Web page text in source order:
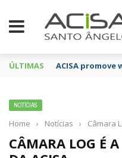
ÚLTIMAS ACISA promove
NOTÍCIAS
Home › Notícias › Câmara
CÂMARA LOG É